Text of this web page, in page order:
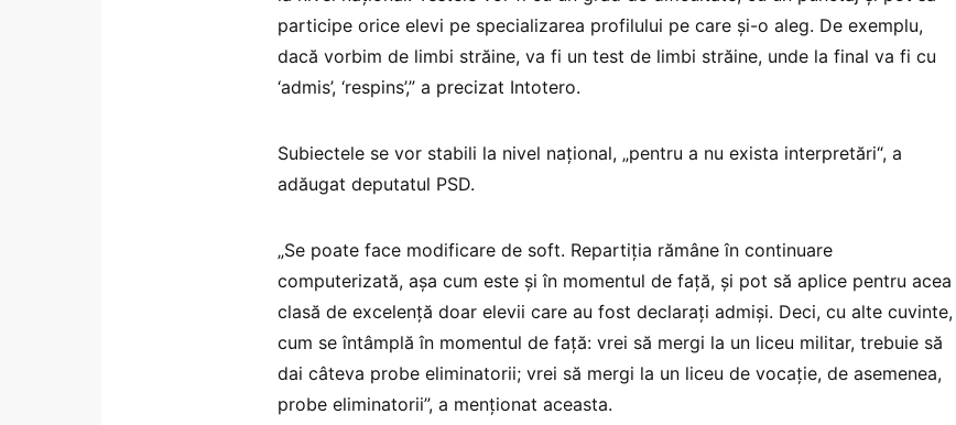
participe orice elevi pe specializarea profilului pe care şi-o aleg. De exemplu,
dacă vorbim de limbi străine, va fi un test de limbi străine, unde la final va fi cu
‘admis’, ‘respins’,” a precizat Intotero.
Subiectele se vor stabili la nivel naţional, „pentru a nu exista interpretări“, a
adăugat deputatul PSD.
„Se poate face modificare de soft. Repartiţia rămâne în continuare
computerizată, aşa cum este şi în momentul de faţă, şi pot să aplice pentru acea
clasă de excelenţă doar elevii care au fost declaraţi admişi. Deci, cu alte cuvinte,
cum se întâmplă în momentul de faţă: vrei să mergi la un liceu militar, trebuie să
dai câteva probe eliminatorii; vrei să mergi la un liceu de vocaţie, de asemenea,
probe eliminatorii”, a menţionat aceasta.